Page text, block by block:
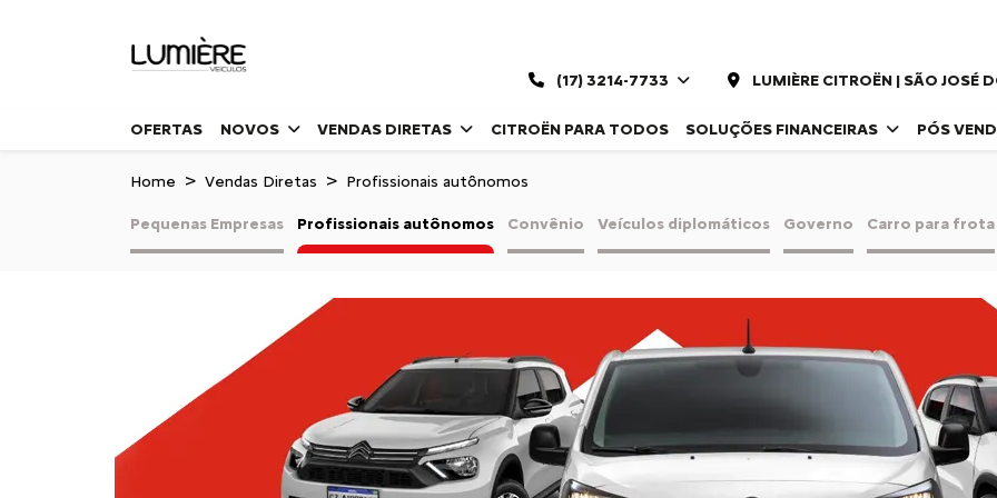
(17) 3214-7733 LUMIÈRE CITROËN | SÃO JOSÉ
OFERTAS NOVOS VENDAS DIRETAS CITROËN PARA TODOS SOLUÇÕES FINANCEIRAS PÓS
Home Vendas Diretas Profissionais autônomos
Pequenas Empresas Profissionais autônomos Convênio Veículos diplomáticos Governo Carro para frota